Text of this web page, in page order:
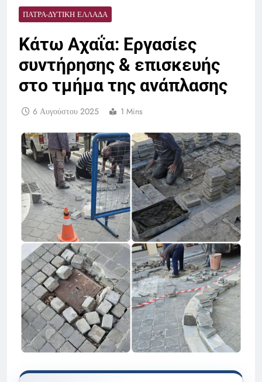
ΠΆΤΡΑ-ΔΥΤΙΚΉ ΕΛΛΆΔΑ
Κάτω Αχαΐα: Εργασίες
συντήρησης & επισκευής
στο τμήμα της ανάπλασης
6 Αυγούστου 2025 1 Mins